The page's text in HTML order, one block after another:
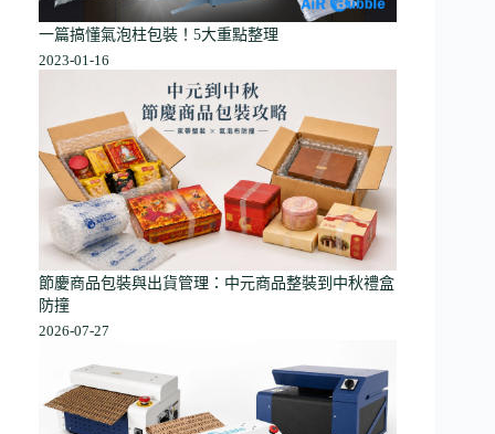
一篇搞懂氣泡柱包裝！5大重點整理
2023-01-16
節慶商品包裝與出貨管理：中元商品整裝到中秋禮盒
防撞
2026-07-27